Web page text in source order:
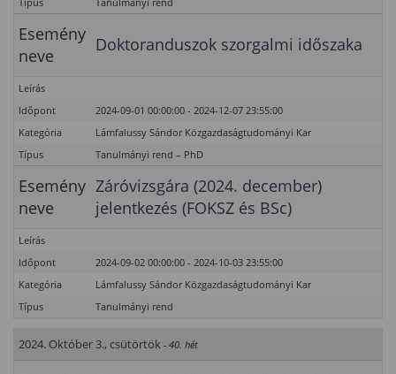
Esemény
neve
Doktoranduszok szorgalmi időszaka
Leírás
Időpont
2024-09-01 00:00:00 - 2024-12-07 23:55:00
Kategória
Lámfalussy Sándor Közgazdaságtudományi Kar
Típus
Tanulmányi rend – PhD
Esemény
neve
Záróvizsgára (2024. december)
jelentkezés (FOKSZ és BSc)
Leírás
Időpont
2024-09-02 00:00:00 - 2024-10-03 23:55:00
Kategória
Lámfalussy Sándor Közgazdaságtudományi Kar
Típus
Tanulmányi rend
2024. Október 3., csütörtök - 40. hét